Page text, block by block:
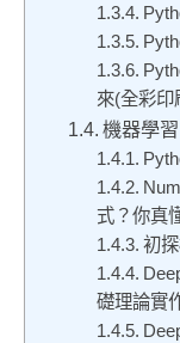
來(全彩印
機器學
式？你真
初
礎理論實